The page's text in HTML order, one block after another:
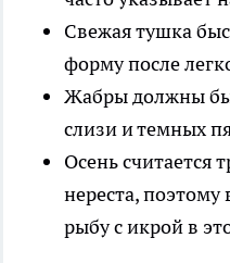
Свежая тушка
форму после
Жабры должны
слизи и темных
Осень
нереста, поэтому
рыбу с икрой в